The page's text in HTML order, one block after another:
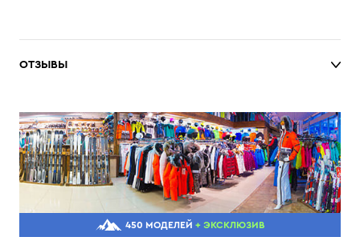
ОТЗЫВЫ
450 МОДЕЛЕЙ + ЭКСКЛЮЗИВ